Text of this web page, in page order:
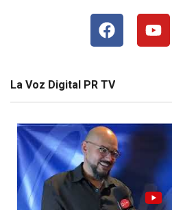
La Voz Digital PR TV